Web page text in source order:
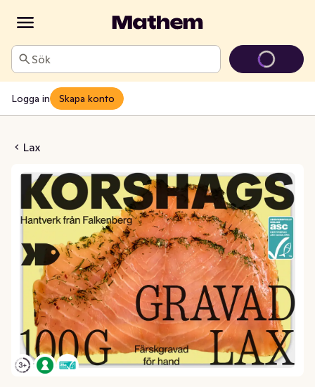
Sök
Logga in Skapa konto
Lax
Skivad ASC